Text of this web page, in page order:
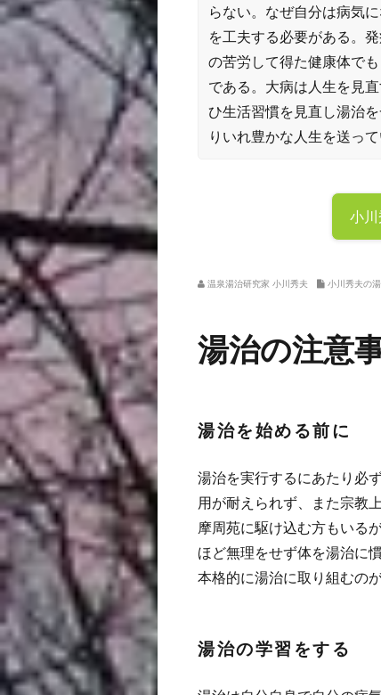
らない。なぜ自分は病気
を工夫する必要がある。
の苦労して得た健康体で
である。大病は人生を見
ひ生活習慣を見直し湯治
りいれ豊かな人生を送って
小
温泉湯治研究家 小川秀夫 小川秀夫の
湯治の注意
湯治を始める前に
湯治を実行するにあたり必
用が耐えられず、また宗教
摩周苑に駆け込む方もいる
ほど無理をせず体を湯治に
本格的に湯治に取り組むの
湯治の学習をする